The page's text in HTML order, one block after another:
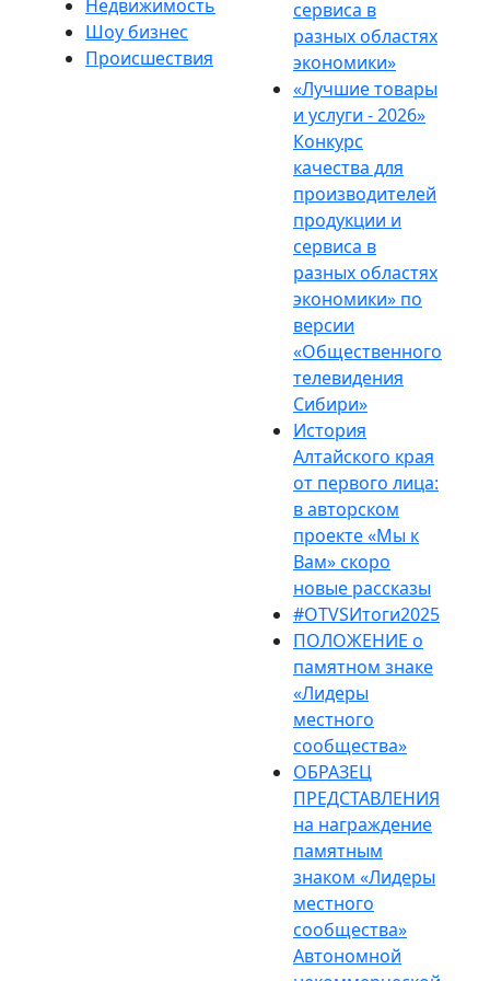
Недвижимость
Шоу бизнес
Происшествия
сервиса в
разных областях
экономики»
«Лучшие товары
и услуги - 2026»
Конкурс
качества для
производителей
продукции и
сервиса в
разных областях
экономики» по
версии
«Общественного
телевидения
Сибири»
История
Алтайского края
от первого лица:
в авторском
проекте «Мы к
Вам» скоро
новые рассказы
#OTVSИтоги2025
ПОЛОЖЕНИЕ о
памятном знаке
«Лидеры
местного
сообщества»
ОБРАЗЕЦ
ПРЕДСТАВЛЕНИЯ
на награждение
памятным
знаком «Лидеры
местного
сообщества»
Автономной